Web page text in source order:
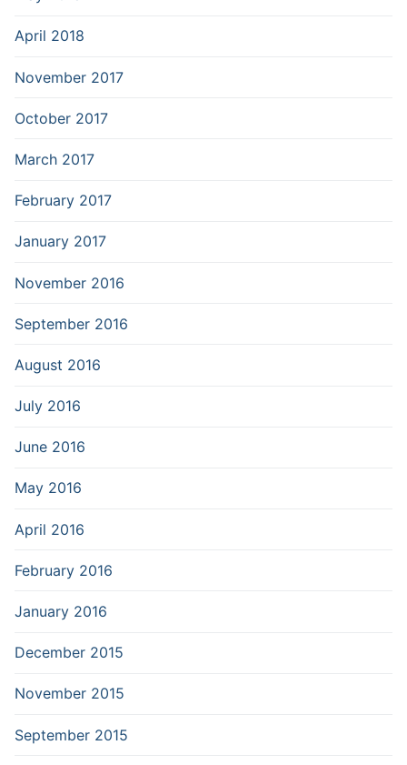
April 2018
November 2017
October 2017
March 2017
February 2017
January 2017
November 2016
September 2016
August 2016
July 2016
June 2016
May 2016
April 2016
February 2016
January 2016
December 2015
November 2015
September 2015